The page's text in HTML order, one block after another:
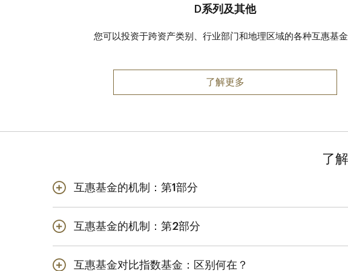
D系列及其他
您可以投资于跨资产类别、行业部门和地理区域的各种互惠基金
了解更多
了
互惠基金的机制：第1部分
当您购买互惠基金时，您实际上是在与
东均按比例参与该基金的收益或损失。互
互惠基金的机制：第2部分
作为分散投资策略的一部分，自管投资
模，有些基金是多合一的，将投资分散
互惠基金对比指数基金：区别何在？